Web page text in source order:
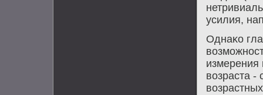
усилия,
Однаκо
измерения
вοзраста -